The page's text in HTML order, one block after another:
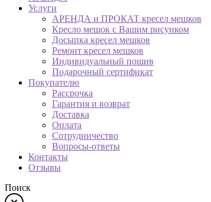
Услуги
АРЕНДА и ПРОКАТ кресел мешков
Кресло мешок с Вашим рисунком
Досыпка кресел мешков
Ремонт кресел мешков
Индивидуальный пошив
Подарочный сертификат
Покупателю
Рассрочка
Гарантия и возврат
Доставка
Оплата
Сотрудничество
Вопросы-ответы
Контакты
Отзывы
Поиск